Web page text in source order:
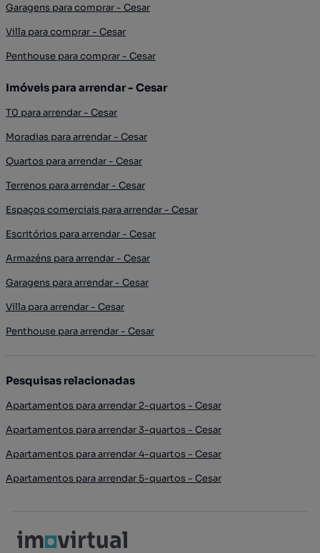
Garagens para comprar - Cesar
Villa para comprar - Cesar
Penthouse para comprar - Cesar
Imóveis para arrendar - Cesar
T0 para arrendar - Cesar
Moradias para arrendar - Cesar
Quartos para arrendar - Cesar
Terrenos para arrendar - Cesar
Espaços comerciais para arrendar - Cesar
Escritórios para arrendar - Cesar
Armazéns para arrendar - Cesar
Garagens para arrendar - Cesar
Villa para arrendar - Cesar
Penthouse para arrendar - Cesar
Pesquisas relacionadas
Apartamentos para arrendar 2-quartos - Cesar
Apartamentos para arrendar 3-quartos - Cesar
Apartamentos para arrendar 4-quartos - Cesar
Apartamentos para arrendar 5-quartos - Cesar